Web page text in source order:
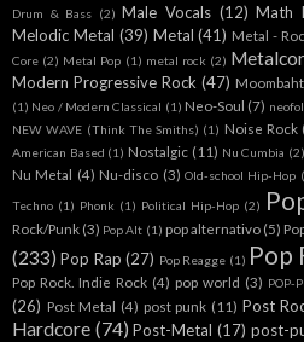
Drum & Bass (2) Male Vocals (12) Math
Melodic Metal (39) Metal (41) Metal -
Core (2) Metal Pop (1) metal rock (2)
Modern Progressive Rock (47)
(1) Neo / Modern Classical (1) Neo-Soul (7)
NEW WAVE (Think The Smiths) (1) Noise Rock
American Based (1) Nostalgic (11) Nu Cumbia (2)
Nu Metal (4) Nu-disco (3) Old-school Hip-Hop
Techno (1) Phonk (1) Political Hip-Hop (2)
Rock/Punk (3) Pop Alt (1) pop alternativo (5)
(233) Pop Rap (27) Pop Reagge (1) Pop
Pop Rock. Indie Rock (4) pop world (3) POP-
(26) Post Metal (4) post punk (11) Post
Hardcore (74) Post-Metal (17) post-